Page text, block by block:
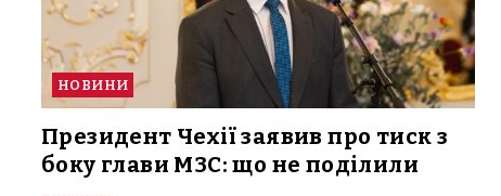
НОВИНИ
Президент Чехії заявив про тиск з
боку глави МЗС: що не поділили